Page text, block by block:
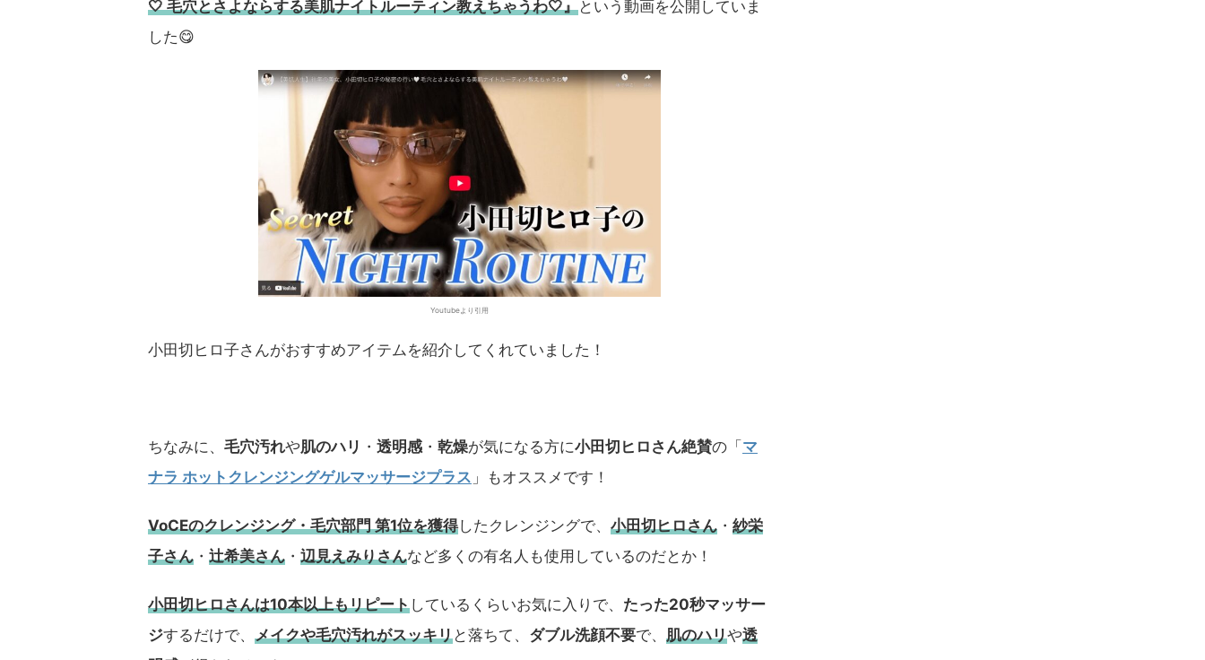
🤍 毛穴とさよならする美肌ナイトルーティン教えちゃうわ🤍』という動画を公開していま
した😋
Youtubeより引用
小田切ヒロ子さんがおすすめアイテムを紹介してくれていました！
ちなみに、 毛穴汚れや肌のハリ ・ 透明感 ・ 乾燥が気になる方に小田切ヒロさん絶賛の「マ
ナラ ホットクレンジングゲルマッサージプラス 」もオススメです！
VoCEのクレンジング・毛穴部門 第1位を獲得したクレンジングで、 小田切ヒロさん ・ 紗栄
子さん ・ 辻希美さん ・ 辺見えみりさんなど多くの有名人も使用しているのだとか！
小田切ヒロさんは10本以上もリピートしているくらいお気に入りで、 たった20秒マッサー
ジするだけで、 メイクや毛穴汚れがスッキリと落ちて、 ダブル洗顔不要で、 肌のハリや透